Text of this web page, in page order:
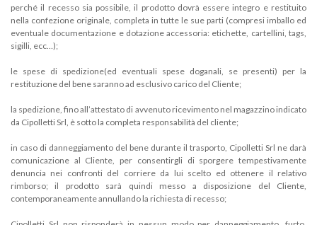
perché il recesso sia possibile, il prodotto dovrà essere integro e restituito
nella confezione originale, completa in tutte le sue parti (compresi imballo ed
eventuale documentazione e dotazione accessoria: etichette, cartellini, tags,
sigilli, ecc…);
le spese di spedizione(ed eventuali spese doganali, se presenti) per la
restituzione del bene saranno ad esclusivo carico del Cliente;
la spedizione, fino all’attestato di avvenuto ricevimento nel magazzino indicato
da Cipolletti Srl, è sotto la completa responsabilità del cliente;
in caso di danneggiamento del bene durante il trasporto, Cipolletti Srl ne darà
comunicazione al Cliente, per consentirgli di sporgere tempestivamente
denuncia nei confronti del corriere da lui scelto ed ottenere il relativo
rimborso; il prodotto sarà quindi messo a disposizione del Cliente,
contemporaneamente annullando la richiesta di recesso;